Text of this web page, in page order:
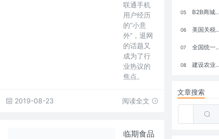
联通手机
用户经历
的“小意
外”，退网
的话题又
成为了行
业热议的
焦点。
2019-08-23 阅读全文
临期食品
05 B2B商城系统搭建：开发语言、功能、优势分析
06 美国关税政策冲击全球电商格局：五大类平台受重创，转型与自救成关键
07 全国统一大市场：电商如何掘金新蓝海？
08 建设农业强国，网上商城来助力！
文章搜索